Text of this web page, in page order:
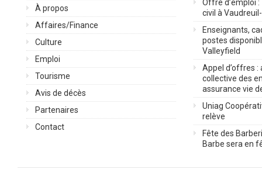
À propos
Affaires/Finance
Culture
Emploi
Tourisme
Avis de décès
Partenaires
Contact
Offre d’emploi
civil à
Enseignants,
postes
Valleyfield
Appel d’offres :
collective des
assurance vie
Uniag
relève
Fête des
Barbe sera en